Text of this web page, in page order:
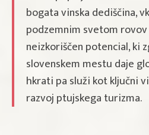
bogata vinska dediščina,
podzemnim svetom
neizkoriščen potencial, ki
slovenskem mestu daje
hkrati pa služi kot ključni
razvoj ptujskega turizma.